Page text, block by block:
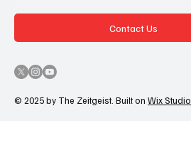
© 2025 by The Zeitgeist. Built on Wix Studio
Contact Us